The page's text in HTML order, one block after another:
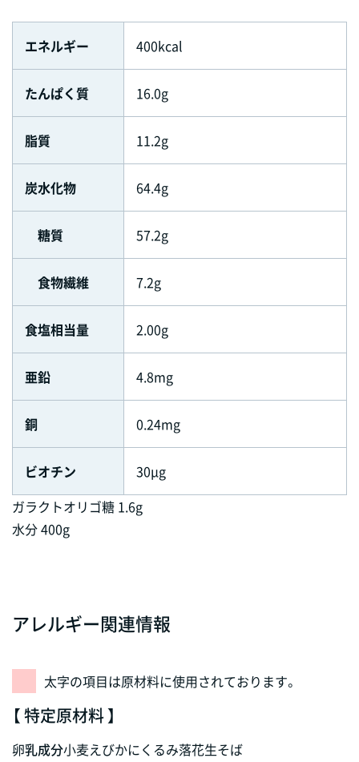
エネルギー 400kcal
たんぱく質 16.0g
脂質 11.2g
炭水化物 64.4g
糖質 57.2g
食物繊維 7.2g
食塩相当量 2.00g
亜鉛 4.8mg
銅 0.24mg
ビオチン
30μg
ガラクトオリゴ糖 1.6g
水分 400g
アレルギー関連情報
太字の項目は原材料に使用されております。
【 特定原材料 】
卵乳成分小麦えびかにくるみ落花生そば